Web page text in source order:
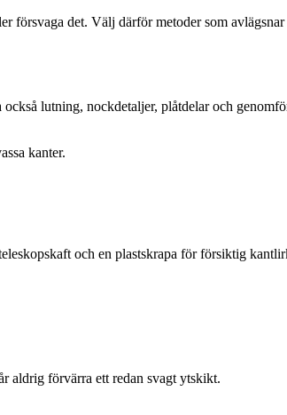
det. Välj därför metoder som
lutning, nockdetaljer, plåtdelar och
kanter.
och en plastskrapa för försiktig
aldrig förvärra ett redan svagt ytskikt.